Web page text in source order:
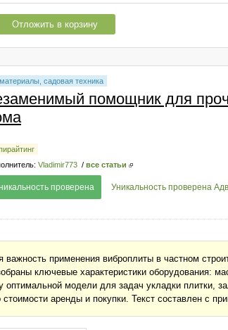
Отложить в корзину
садовая техника
помощник для
Vladimir773 / все статьи
проверена Уникальность проверена
важность применения виброплиты в частном
ключевые характеристики оборудования:
оптимальной модели для задач укладки плитки,
аренды и покупки. Текст составлен с